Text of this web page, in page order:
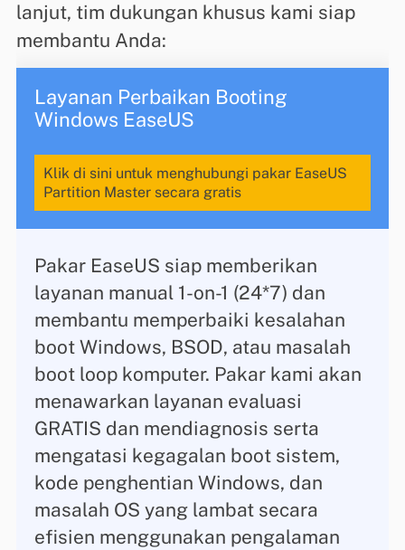
lanjut, tim dukungan khusus kami siap
membantu Anda:
Layanan Perbaikan Booting
Windows EaseUS
Klik di sini untuk menghubungi pakar EaseUS
Partition Master secara gratis
Pakar EaseUS siap memberikan
layanan manual 1-on-1 (24*7) dan
membantu memperbaiki kesalahan
boot Windows, BSOD, atau masalah
boot loop komputer. Pakar kami akan
menawarkan layanan evaluasi
GRATIS dan mendiagnosis serta
mengatasi kegagalan boot sistem,
kode penghentian Windows, dan
masalah OS yang lambat secara
efisien menggunakan pengalaman